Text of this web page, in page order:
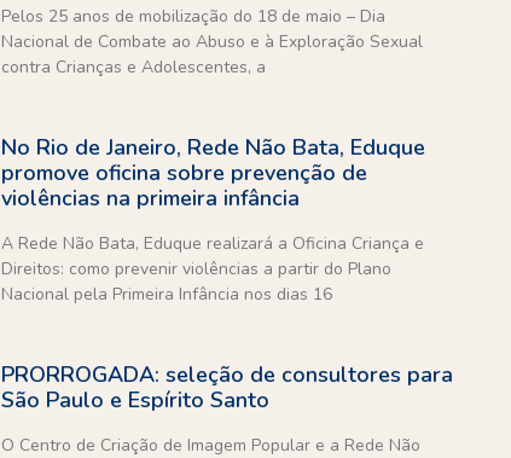
Pelos 25 anos de mobilização do 18 de maio – Dia
Nacional de Combate ao Abuso e à Exploração Sexual
contra Crianças e Adolescentes, a
No Rio de Janeiro, Rede Não Bata, Eduque
promove oficina sobre prevenção de
violências na primeira infância
A Rede Não Bata, Eduque realizará a Oficina Criança e
Direitos: como prevenir violências a partir do Plano
Nacional pela Primeira Infância nos dias 16
PRORROGADA: seleção de consultores para
São Paulo e Espírito Santo
O Centro de Criação de Imagem Popular e a Rede Não